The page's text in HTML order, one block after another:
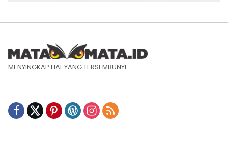
MENYINGKAP HAL YANG TERSEMBUNYI